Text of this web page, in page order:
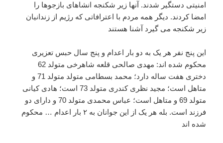
امنیتی دستگیر شدند. آنها زیر شکنجه انشاهای بازجوها را
امضا کردند. دیگر همه مردم با اعترافاتی که رژیم از زندانیان
زیر شکنجه می گیرد آشنا هستند
این پنج نفر هر یک به دو بار اعدام و پنج سال حبس تعزیری
محکوم شده اند: مهدی صالحی قلعه شاهرخی متولد 62
دختری هفت ساله دارد؛ محمد بسطامی متولد متولد 71 و
متاهل است؛ مجید نظری کندری متولد 73 است؛ هادی کیانی
متولد 69 و متاهل است؛ عباس محمدی متولد 70 و دارای دو
فرزند است. بله هر یک از این جوانان به ۲ بار اعدام … محکوم
شده اند